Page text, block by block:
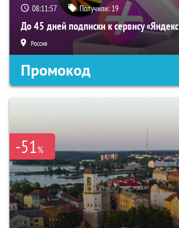
08:11:55 Получили: 19
До 45 дней подписки к сервису
Россия
Промокод
-51%